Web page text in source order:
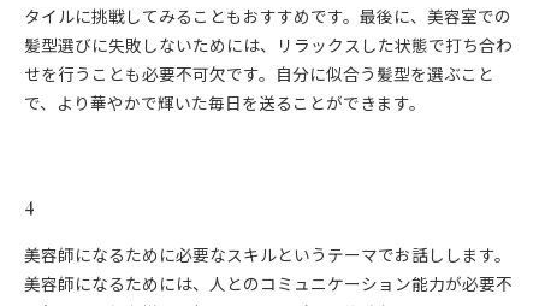
タイルに挑戦してみることもおすすめです。最後に、美容室での
髪型選びに失敗しないためには、リラックスした状態で打ち合わ
せを行うことも必要不可欠です。自分に似合う髪型を選ぶこと
で、より華やかで輝いた毎日を送ることができます。
4
美容師になるために必要なスキルというテーマでお話しします。
美容師になるためには、人とのコミュニケーション能力が必要不